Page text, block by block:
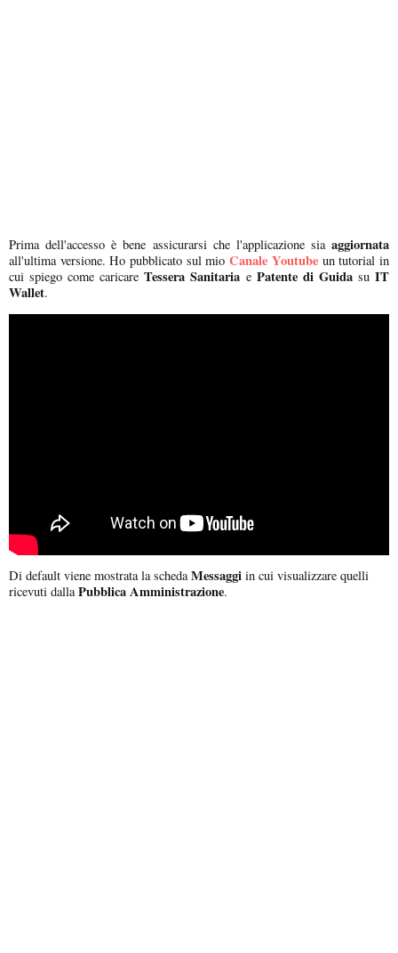
Prima dell'accesso è bene assicurarsi che l'applicazione sia aggiornata
all'ultima versione. Ho pubblicato sul mioCanale Youtubeun tutorial in
cui spiego come caricareTessera Sanitaria e Patente di GuidasuIT
Wallet.
Di default viene mostrata la schedaMessaggi in cui visualizzare quelli
ricevuti dallaPubblica Amministrazione.